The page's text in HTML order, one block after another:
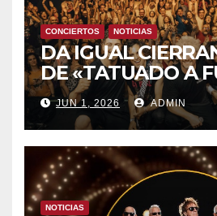
CONCIERTOS NOTICIAS
DA IGUAL
DE «TATUADO A
CON UN LLENO
DEL MOVISTAR
MADRID
JUN 1, 2026 ADMIN
NOTICIAS